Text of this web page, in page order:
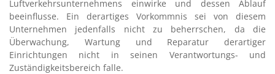
Luftverkehrsunternehmens einwirke und dessen Ablauf
beeinflusse. Ein derartiges Vorkommnis sei von diesem
Unternehmen jedenfalls nicht zu beherrschen, da die
Überwachung, Wartung und Reparatur derartiger
Einrichtungen nicht in seinen Verantwortungs- und
Zuständigkeitsbereich falle.